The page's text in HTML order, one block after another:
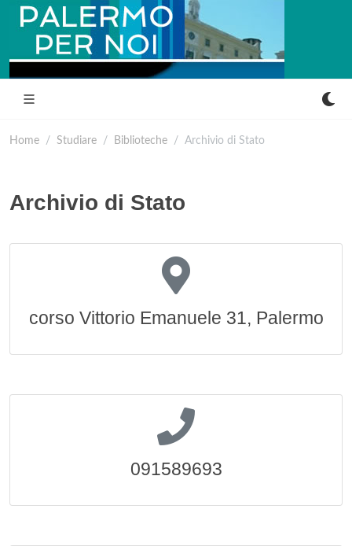
Home Studiare Biblioteche Archivio di Stato
Archivio di Stato
corso Vittorio Emanuele 31, Palermo
091589693